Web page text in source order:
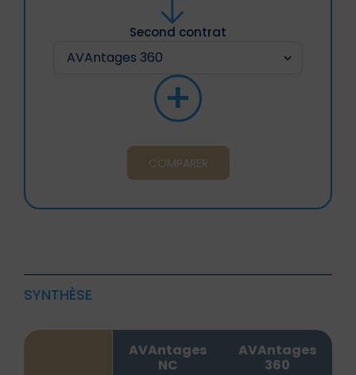
Second contrat
+
COMPARER
SYNTHÈSE
AVAntages
NC
AVAntages
360